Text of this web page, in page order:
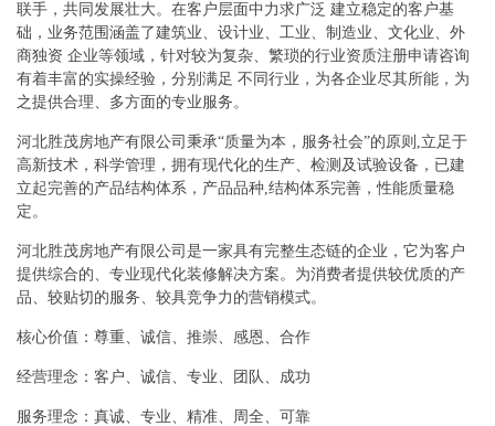
联手，共同发展壮大。在客户层面中力求广泛 建立稳定的客户基
础，业务范围涵盖了建筑业、设计业、工业、制造业、文化业、外
商独资 企业等领域，针对较为复杂、繁琐的行业资质注册申请咨询
有着丰富的实操经验，分别满足 不同行业，为各企业尽其所能，为
之提供合理、多方面的专业服务。
河北胜茂房地产有限公司秉承“质量为本，服务社会”的原则,立足于
高新技术，科学管理，拥有现代化的生产、检测及试验设备，已建
立起完善的产品结构体系，产品品种,结构体系完善，性能质量稳
定。
河北胜茂房地产有限公司是一家具有完整生态链的企业，它为客户
提供综合的、专业现代化装修解决方案。为消费者提供较优质的产
品、较贴切的服务、较具竞争力的营销模式。
核心价值：尊重、诚信、推崇、感恩、合作
经营理念：客户、诚信、专业、团队、成功
服务理念：真诚、专业、精准、周全、可靠